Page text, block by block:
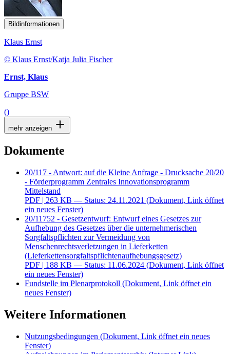
Bildinformationen
Klaus Ernst
© Klaus Ernst/Katja Julia Fischer
Ernst, Klaus
Gruppe BSW
()
mehr anzeigen
Dokumente
20/117 - Antwort: auf die Kleine Anfrage - Drucksache 20/20
- Förderprogramm Zentrales Innovationsprogramm
Mittelstand
PDF | 263 KB — Status: 24.11.2021 (Dokument, Link öffnet
ein neues Fenster)
20/11752 - Gesetzentwurf: Entwurf eines Gesetzes zur
Aufhebung des Gesetzes über die unternehmerischen
Sorgfaltspflichten zur Vermeidung von
Menschenrechtsverletzungen in Lieferketten
(Lieferkettensorgfaltspflichtenaufhebungsgesetz)
PDF | 188 KB — Status: 11.06.2024 (Dokument, Link öffnet
ein neues Fenster)
Fundstelle im Plenarprotokoll (Dokument, Link öffnet ein
neues Fenster)
Weitere Informationen
Nutzungsbedingungen (Dokument, Link öffnet ein neues
Fenster)